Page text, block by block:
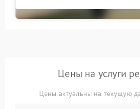
Цены на услуги
Цены актуальны на текущую